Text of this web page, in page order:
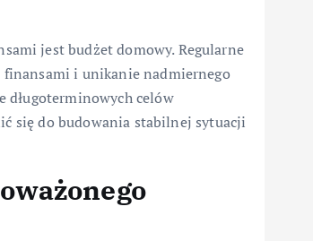
jest budżet domowy. Regularne
i unikanie nadmiernego
długoterminowych celów
się do budowania stabilnej sytuacji